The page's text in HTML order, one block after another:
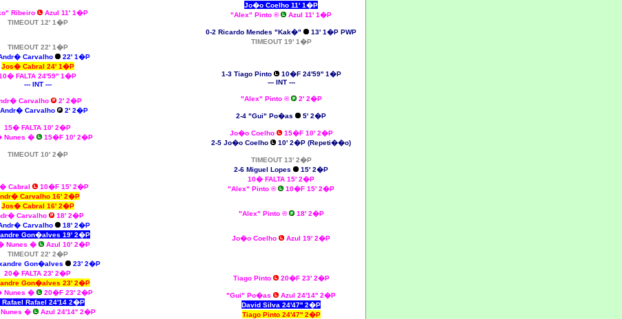
Ribeiro
Azul 11' 1�P
TIMEOUT 12' 1�P
TIMEOUT 22' 1�P
Carvalho
22' 1�P
Jos� Cabral 24' 1�P
FALTA 24'59'' 1�P
--- INT ---
Carvalho
2' 2�P
Carvalho
2' 2�P
15� FALTA 10' 2�P
Nunes � 15�F 10' 2�P
TIMEOUT 10' 2�P
Cabral
10�F 15' 2�P
Carvalho 16' 2�P
Jos� Cabral 16' 2�P
Carvalho
18' 2�P
Carvalho
18' 2�P
Gon�alves 19' 2�P
Nunes �
Azul 10' 2�P
TIMEOUT 22' 2�P
Gon�alves
23' 2�P
20� FALTA 23' 2�P
Gon�alves 23' 2�P
Nunes �
20�F 23' 2�P
Rafael Rafael 24'14 2�P
� Azul 24'14'' 2�P
Jo�o Coelho 11' 1�P
"Alex" Pinto ®
Azul 11' 1�P
0-2 Ricardo Mendes "Kak�"
13' 1�P PWP
TIMEOUT 19' 1�P
1-3 Tiago Pinto
10�F 24'59'' 1�P
--- INT ---
"Alex" Pinto ® 2' 2�P
2-4 "Gui" Po�as 5' 2�P
Jo�o Coelho
15�F 10' 2�P
2-5 Jo�o Coelho
10' 2�P (Repeti��o)
TIMEOUT 13' 2�P
2-6 Miguel Lopes
15' 2�P
10� FALTA 15' 2�P
"Alex" Pinto ®
10�F 15' 2�P
"Alex" Pinto ® 18' 2�P
Jo�o Coelho Azul 19' 2�P
Tiago Pinto 20�F 23' 2�P
"Gui" Po�as
Azul 24'14'' 2�P
David Silva 24'47'' 2�P
Tiago Pinto 24'47'' 2�P